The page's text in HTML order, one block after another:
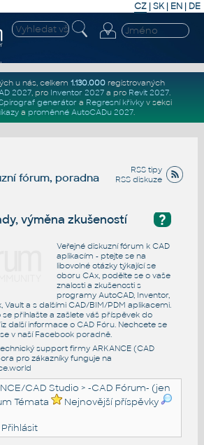
CZ | SK| EN | DE
u nás, celkem 1.130.000registrovaných
2027, pro Inventor 2027a pro Revit 2027.
generátor a Regresní křivkyv sekci
a proměnné AutoCADu 2027.
RSS tipy
RSS diskuze
fórum, poradna
?
výměna zkušeností
Veřejné diskuzní fórum k CAD
aplikacím - ptejte se na
libovolné otázky týkající se
oboru CAx, podělte se o vaše
znalosti a zkušenosti s
programy AutoCAD, Inventor,
Vault a s dalšími CAD/BIM/PDM aplikacemi.
přihlašte a zašlete váš příspěvek do
další informace o CAD Fóru. Nechcete se
v naší Facebook poradně.
support firmy ARKANCE (CAD
pro zákazníky funguje na
CAD Studio >-CAD Fórum- (jen
Témata
Nejnovější příspěvky
Přihlásit